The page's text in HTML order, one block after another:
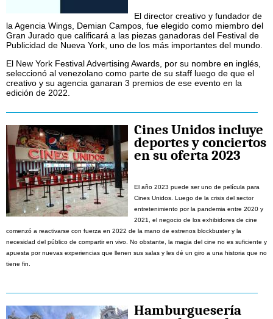
El director creativo y fundador de
la Agencia Wings, Demian Campos, fue elegido como miembro del
Gran Jurado que calificará a las piezas ganadoras del Festival de
Publicidad de Nueva York, uno de los más importantes del mundo.
El New York Festival Advertising Awards, por su nombre en inglés,
seleccionó al venezolano como parte de su staff luego de que el
creativo y su agencia ganaran 3 premios de ese evento en la
edición de 2022.
Cines Unidos incluye
deportes y conciertos
en su oferta 2023
El año 2023 puede ser uno de película para
Cines Unidos. Luego de la crisis del sector
entretenimiento por la pandemia entre 2020 y
2021, el negocio de los exhibidores de cine
comenzó a reactivarse con fuerza en 2022 de la mano de estrenos blockbuster y la
necesidad del público de compartir en vivo. No obstante, la magia del cine no es suficiente y
apuesta por nuevas experiencias que llenen sus salas y les dé un giro a una historia que no
tiene fin.
Hamburguesería